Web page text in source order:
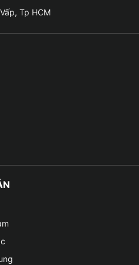
Kia
xe nào là thích hợp? Đây
có ưu nhược điểm riêng,
tố như sau: Mục đích bạn
sử dụng và có phù hợp với
để chọn loại da bọc
giả da Simili
Tp HCM